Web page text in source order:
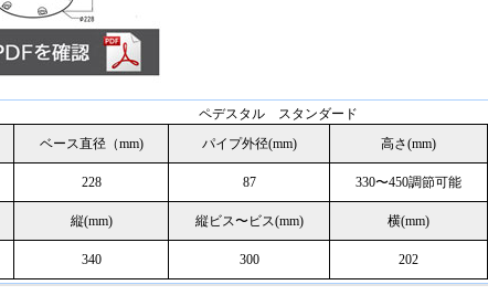
ペデスタル スタンダード
ベース直径（mm)
パイプ外径(mm) 高さ(mm)
228 87 330〜450調節可能
縦(mm) 縦ビス〜ビス(mm) 横(mm)
340 300 202